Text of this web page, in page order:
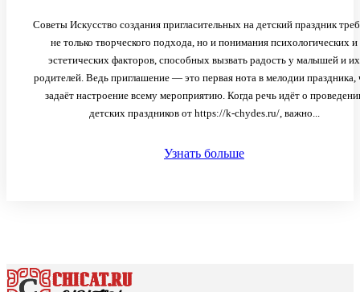
Советы Искусство создания пригласительных на детский праздник
не только творческого подхода, но и понимания психологических и
эстетических факторов, способных вызвать радость у малышей и их
родителей. Ведь приглашение — это первая нота в мелодии праздника,
задаёт настроение всему мероприятию. Когда речь идёт о
детских праздников от https://k-chydes.ru/, важно...
Узнать больше